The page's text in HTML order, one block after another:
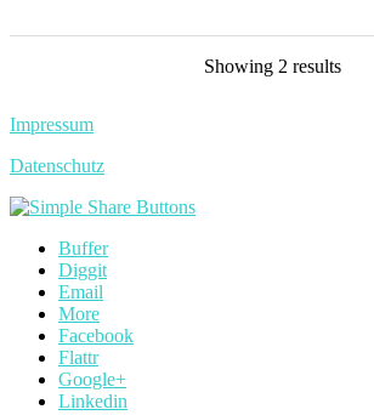
Showing 2 results
Impressum
Datenschutz
Buffer
Diggit
Email
More
Facebook
Flattr
Google+
Linkedin